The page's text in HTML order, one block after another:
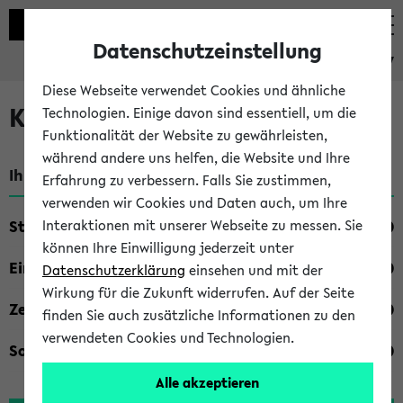
eKVV
Kombisuche im eKVV
Ihre Suchkriterien:
Studienfach
Einrichtung
Zeiten
Sonstiges
Datenschutzeinstellung
Diese Webseite verwendet Cookies und ähnliche
Technologien. Einige davon sind essentiell, um die
Funktionalität der Website zu gewährleisten,
während andere uns helfen, die Website und Ihre
Erfahrung zu verbessern. Falls Sie zustimmen,
verwenden wir Cookies und Daten auch, um Ihre
Interaktionen mit unserer Webseite zu messen. Sie
können Ihre Einwilligung jederzeit unter
Datenschutzerklärung einsehen und mit der
Wirkung für die Zukunft widerrufen. Auf der Seite
finden Sie auch zusätzliche Informationen zu den
verwendeten Cookies und Technologien.
Alle akzeptieren